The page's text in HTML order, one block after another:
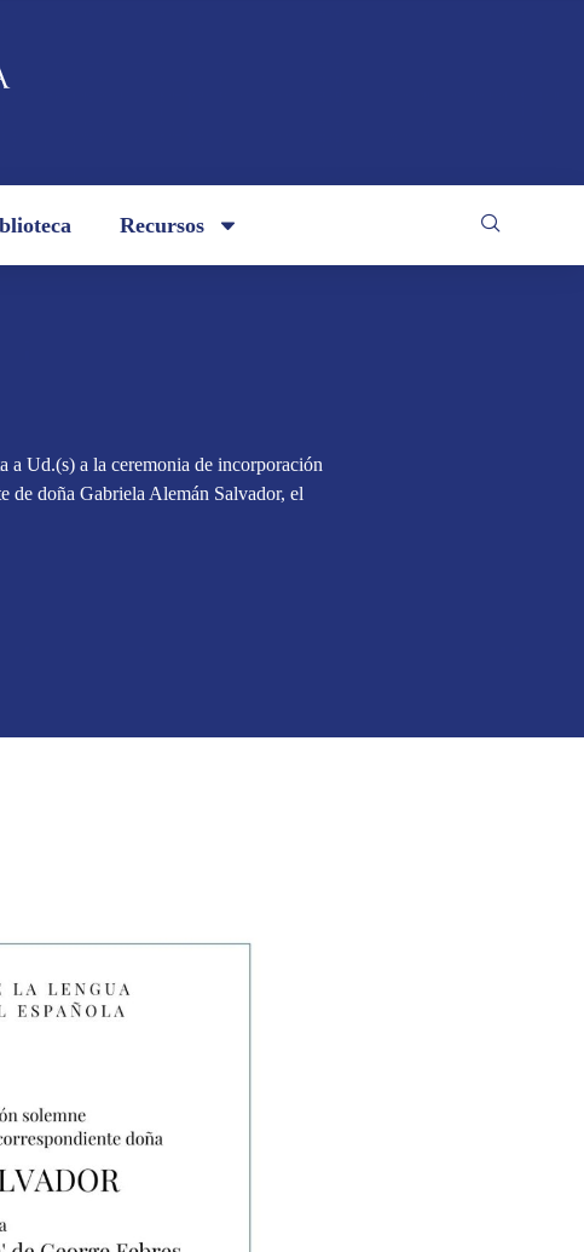
Recursos
a Ud.(s) a la ceremonia de incorporación
de doña Gabriela Alemán Salvador, el